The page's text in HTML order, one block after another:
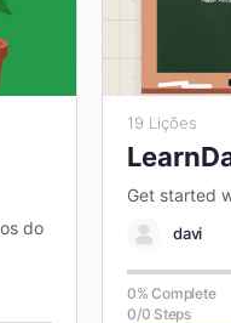
do
19 Lições
Get started
davi
0% Complete
0/0 Steps